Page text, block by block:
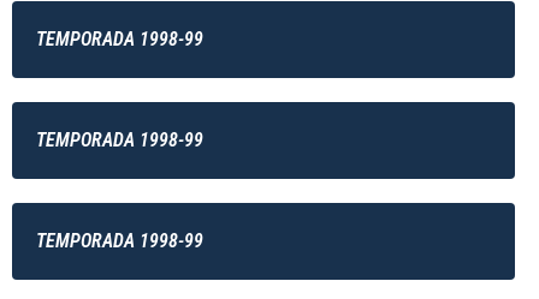
TEMPORADA 1998-99
TEMPORADA 1998-99
TEMPORADA 1998-99